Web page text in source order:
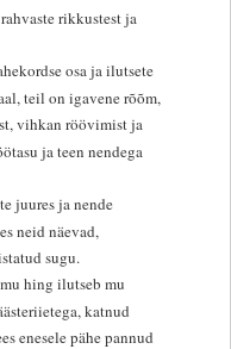
rikkustest ja
osa ja ilutsete
teil on igavene rõõm,
vihkan röövimist ja
ja teen nendega
juures ja nende
neid näevad,
sugu.
hing ilutseb mu
katnud
enesele pähe pannud